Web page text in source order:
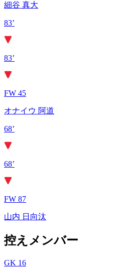
細谷 真大
83’
83’
FW 45
オナイウ 阿道
68’
68’
FW 87
山内 日向汰
控えメンバー
GK 16